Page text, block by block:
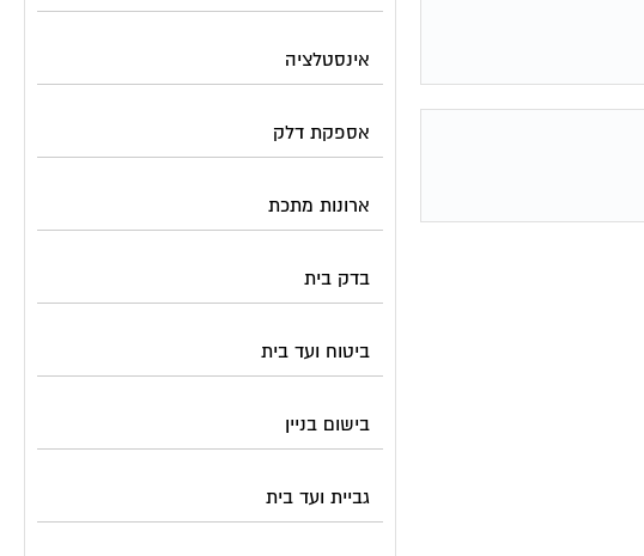
אינסטלציה
אספקת דלק
ארונות מתכת
בדק בית
ביטוח ועד בית
בישום בניין
גביית ועד בית